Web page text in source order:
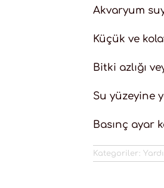
Akvaryum
Küçük ve
Bitki azlığı
Su yüzeyine
Basınç ayar
Kategoriler: